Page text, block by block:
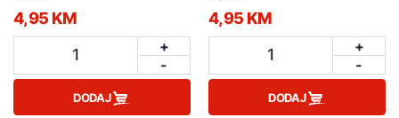
4,95 KM
1
+
-
DODAJ
4,95 KM
1
+
-
DODAJ